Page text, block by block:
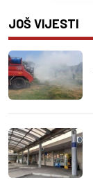
JOŠ VIJESTI